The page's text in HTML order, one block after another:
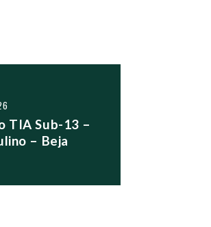
TIA Sub-13 –
– Beja